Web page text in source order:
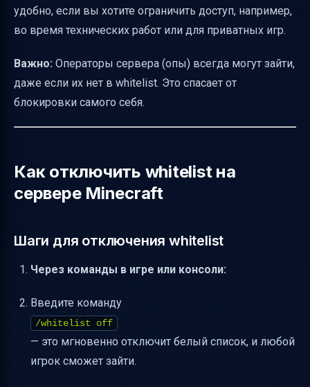
использовать
Итоговая таблица команд и файлов
Советы по структуре инструкции
Полезные ссылки
удобно, если вы хотите ограничить доступ, например,
во время технических работ или для приватных игр.
Важно: Операторы сервера (опы) всегда могут зайти,
даже если их нет в whitelist. Это спасает от
блокировки самого себя.
Как отключить whitelist на
сервере Minecraft
Шаги для отключения whitelist
Через команды в игре или консоли:
Введите команду
/whitelist off
— это мгновенно отключит белый список, и любой
игрок сможет зайти.